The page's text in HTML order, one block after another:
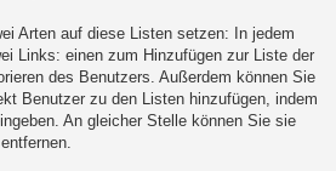
Arten auf diese Listen setzen: In jedem
Links: einen zum Hinzufügen zur Liste der
des Benutzers. Außerdem können Sie
Benutzer zu den Listen hinzufügen, indem
An gleicher Stelle können Sie sie